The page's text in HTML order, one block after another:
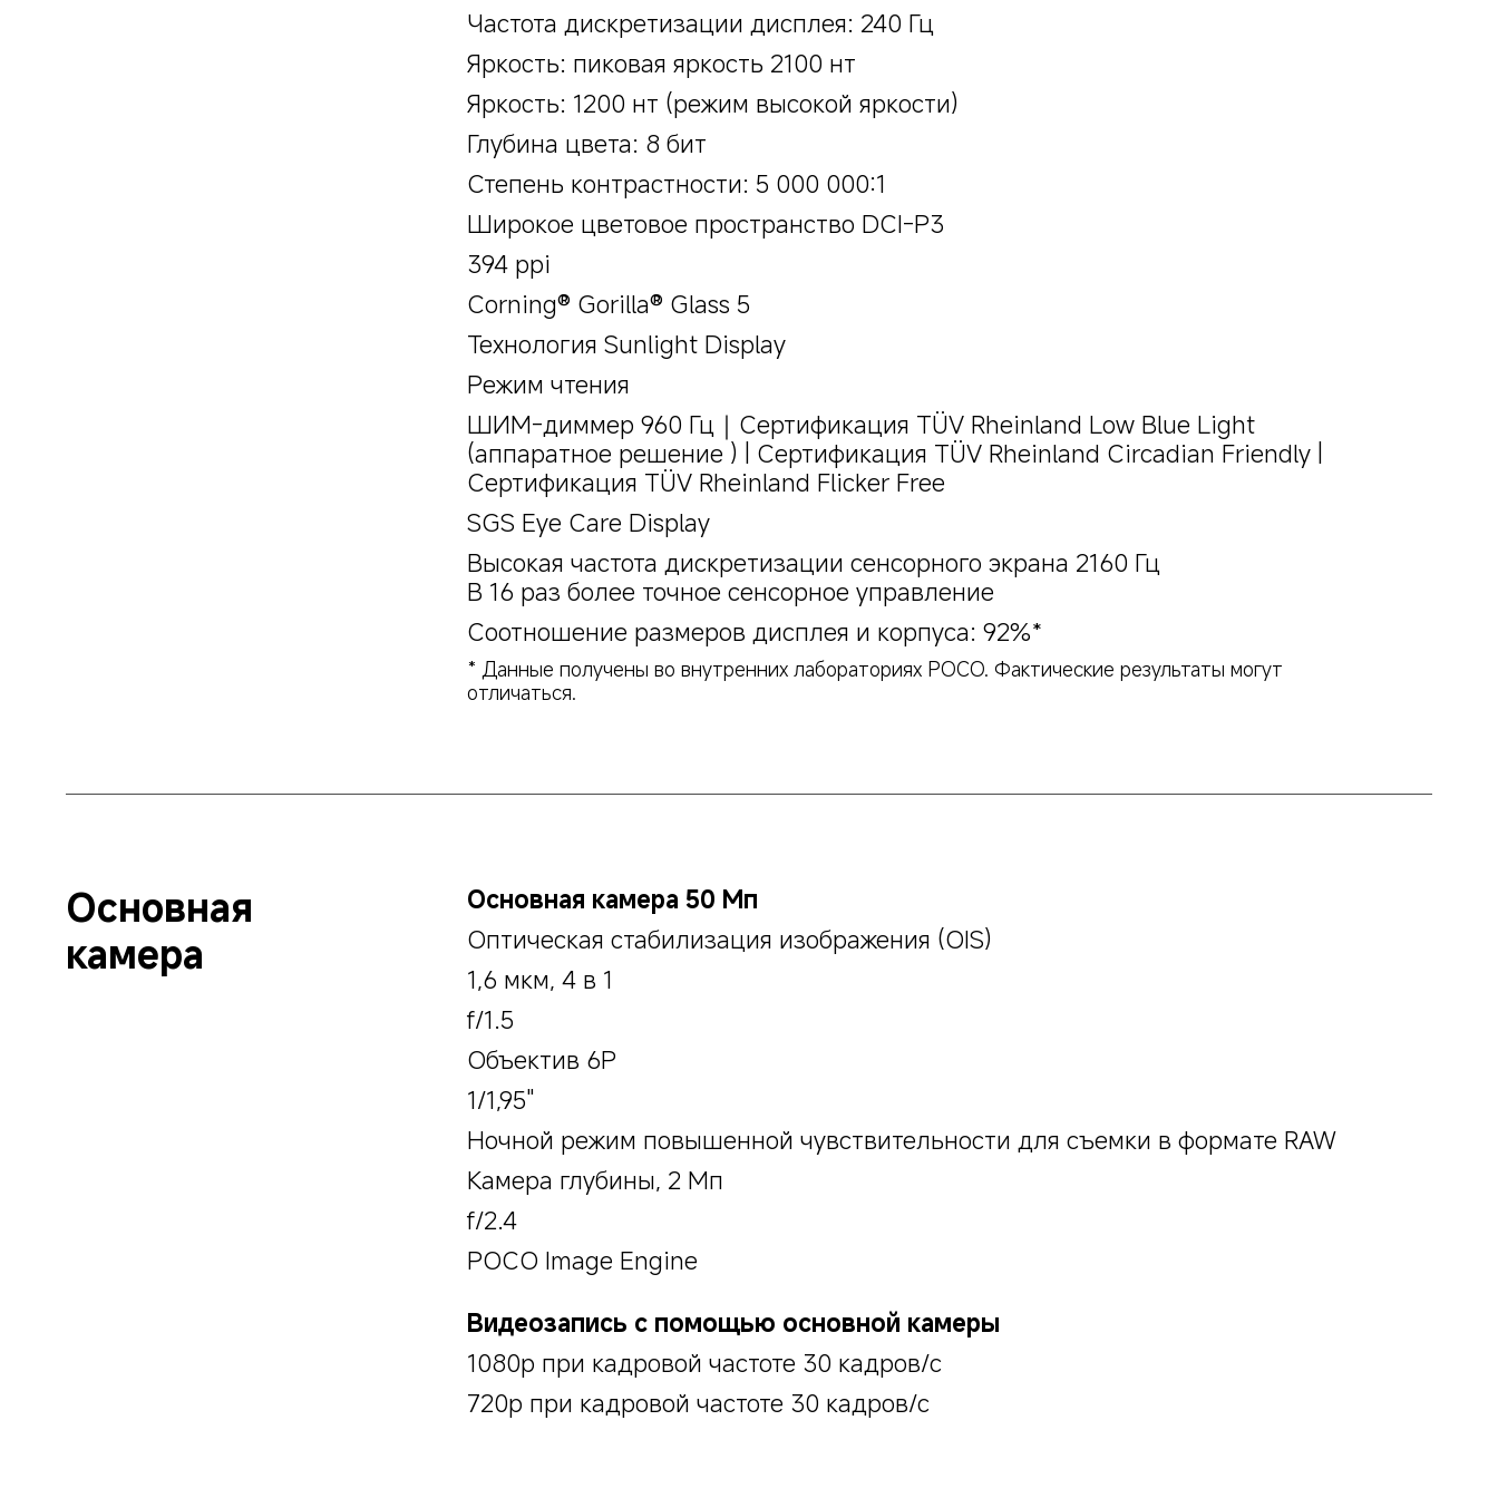
Частота дискретизации дисплея: 240 Гц
Яркость: пиковая яркость 2100 нт
Яркость: 1200 нт (режим высокой яркости)
Глубина цвета: 8 бит
Степень контрастности: 5 000 000:1
Широкое цветовое пространство DCI-P3
394 ppi
Corning® Gorilla® Glass 5
Технология Sunlight Display
Режим чтения
ШИМ-диммер 960 Гц｜Сертификация TÜV Rheinland Low Blue Light
(аппаратное решение ) | Сертификация TÜV Rheinland Circadian Friendly |
Сертификация TÜV Rheinland Flicker Free
SGS Eye Care Display
Высокая частота дискретизации сенсорного экрана 2160 Гц
В 16 раз более точное сенсорное управление
Соотношение размеров дисплея и корпуса: 92%*
* Данные получены во внутренних лабораториях POCO. Фактические результаты могут
отличаться.
Основная
камера
Основная камера 50 Мп
Оптическая стабилизация изображения (OIS)
1,6 мкм, 4 в 1
f/1.5
Объектив 6P
1/1,95"
Ночной режим повышенной чувствительности для съемки в формате RAW
Камера глубины, 2 Мп
f/2.4
POCO Image Engine
Видеозапись с помощью основной камеры
1080p при кадровой частоте 30 кадров/с
720p при кадровой частоте 30 кадров/с